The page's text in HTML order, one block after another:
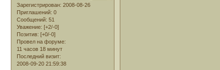
Зарегистрирован: 2008-08-26
Приглашений: 0
Сообщений: 51
Уважение: [+2/-0]
Позитив: [+0/-0]
Провел на форуме:
11 часов 18 минут
Последний визит:
2008-09-20 21:59:38